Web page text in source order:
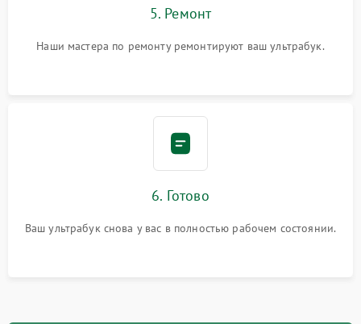
5. Ремонт
Наши мастера по ремонту ремонтируют ваш ультрабук.
6. Готово
Ваш ультрабук снова у вас в полностью рабочем состоянии.